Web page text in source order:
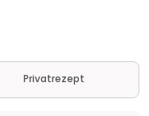
Privatrezept